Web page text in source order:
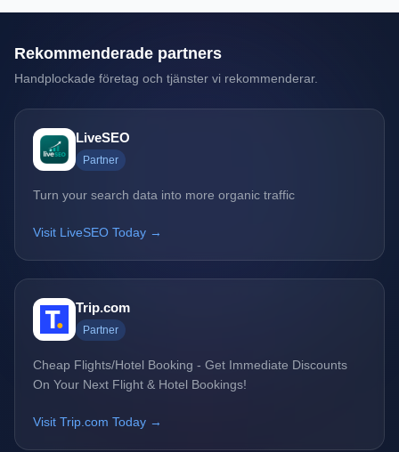
Rekommenderade partners
Handplockade företag och tjänster vi rekommenderar.
LiveSEO
Partner
Turn your search data into more organic traffic
Visit LiveSEO Today →
Trip.com
Partner
Cheap Flights/Hotel Booking - Get Immediate Discounts
On Your Next Flight & Hotel Bookings!
Visit Trip.com Today →